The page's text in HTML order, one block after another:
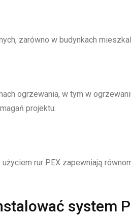
zarówno w budynkach
ogrzewania, w tym w
projektu.
rur PEX zapewniają
system